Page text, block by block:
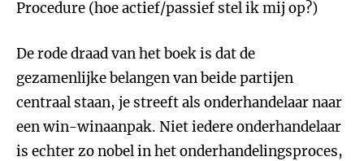
Procedure (hoe actief/passief stel ik mij op?)
De rode draad van het boek is dat de
gezamenlijke belangen van beide partijen
centraal staan, je streeft als onderhandelaar naar
een win-winaanpak. Niet iedere onderhandelaar
is echter zo nobel in het onderhandelingsproces,